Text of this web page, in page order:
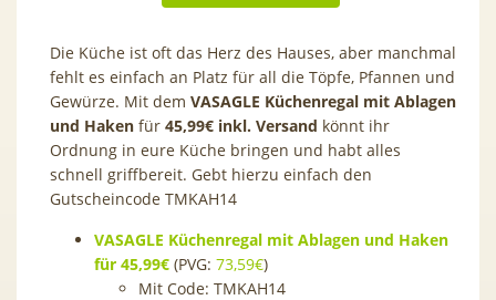
Die Küche ist oft das Herz des Hauses, aber manchmal
fehlt es einfach an Platz für all die Töpfe, Pfannen und
Gewürze. Mit dem VASAGLE Küchenregal mit Ablagen
und Haken für 45,99€ inkl. Versand könnt ihr
Ordnung in eure Küche bringen und habt alles
schnell griffbereit. Gebt hierzu einfach den
Gutscheincode TMKAH14
VASAGLE Küchenregal mit Ablagen und Haken
für 45,99€ (PVG: 73,59€)
Mit Code: TMKAH14